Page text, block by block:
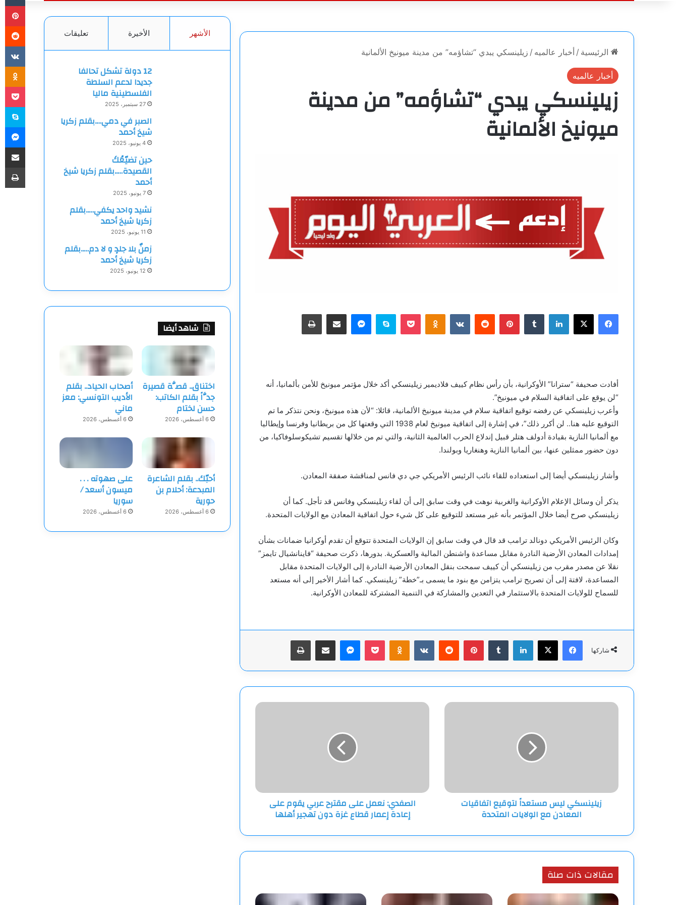
عن
الرئيسية / أخبار عالميه / زيلينسكي يبدي “تشاؤمه” من مدينة ميونيخ الألمانية
أخبار عالميه
زيلينسكي يبدي “تشاؤمه” من مدينة
ميونيخ الألمانية
فيسبوك
‫X لينكدإن بينتيريست Odnoklassniki
‫Pocketسكايبماسنجرمشاركة عبر البريد طباعة
أفادت صحيفة “سترانا” الأوكرانية، بأن رأس نظام كييف فلاديمير زيلينسكي أكد خلال مؤتمر ميونيخ للأمن بألمانيا، أنه
“لن يوقع على اتفاقية السلام في ميونيخ”.
وأعرب زيلينسكي عن رفضه توقيع اتفاقية سلام في مدينة ميونيخ الألمانية، قائلا: “لأن هذه ميونيخ، ونحن نتذكر ما تم
التوقيع عليه هنا.. لن أكرر ذلك”، في إشارة إلى اتفاقية ميونيخ لعام 1938 التي وقعتها كل من بريطانيا وفرنسا وإيطاليا
مع ألمانيا النازية بقيادة أدولف هتلر قبيل إندلاع الحرب العالمية الثانية، والتي تم من خلالها تقسيم تشيكوسلوفاكيا، من
دون حضور ممثلين عنها، بين ألمانيا النازية وهنغاريا وبولندا.
وأشار زيلينسكي أيضا إلى استعداده للقاء نائب الرئيس الأمريكي جي دي فانس لمناقشة صفقة المعادن.
يذكر أن وسائل الإعلام الأوكرانية والغربية نوهت في وقت سابق إلى أن لقاء زيلينسكي وفانس قد تأجل. كما أن
زيلينسكي صرح أيضا خلال المؤتمر بأنه غير مستعد للتوقيع على كل شيء حول اتفاقية المعادن مع الولايات المتحدة.
وكان الرئيس الأمريكي دونالد ترامب قد قال في وقت سابق إن الولايات المتحدة تتوقع أن تقدم أوكرانيا ضمانات بشأن
إمدادات المعادن الأرضية النادرة مقابل مساعدة واشنطن المالية والعسكرية. بدورها، ذكرت صحيفة “فاينانشيال تايمز”
نقلا عن مصدر مقرب من زيلينسكي أن كييف سمحت بنقل المعادن الأرضية النادرة إلى الولايات المتحدة مقابل
المساعدة، لافتة إلى أن تصريح ترامب يتزامن مع بنود ما يسمى بـ”خطة” زيلينسكي. كما أشار الأخير إلى أنه مستعد
للسماح للولايات المتحدة بالاستثمار في التعدين والمشاركة في التنمية المشتركة للمعادن الأوكرانية.
شاركها
فيسبوك
‫X لينكدإن بينتيريست Odnoklassniki
‫Pocketماسنجرمشاركة عبر البريد طباعة
زيلينسكي
المتحدة
زيلينسكي ليس مستعداً لتوقيع اتفاقيات
المعادن مع الولايات المتحدة
الصفدي:
إعمار
قطاع
تهجير
الصفدي: نعمل على مقترح عربي يقوم على
إعادة إعمار قطاع غزة دون تهجير أهلها
مقالات ذات صلة
الأشهر الأخيرة تعليقات
12 دولة تشكل تحالفا
جديدا لدعم السلطة
الفلسطينية ماليا
27 سبتمبر، 2025
الصبر في دمي….بقلم زكريا
شيخ أحمد
4 يونيو، 2025
حين تضيّعُكَ
القصيدة…..بقلم زكريا شيخ
أحمد
7 يونيو، 2025
نشيد واحد يكفي…..بقلم
زكريا شيخ أحمد
11 يونيو، 2025
زمنٌ بلا جلدٍ و لا دم…..بقلم
زكريا شيخ أحمد
12 يونيو، 2025
شاهد أيضا
اختناق.. قصَّة قصيرة
جدَّاً بقلم الكاتب:
حسن لختام
6 أغسطس، 2026
أصحاب الحياد.. بقلم
الأديب التونسي: معز
ماني
6 أغسطس، 2026
أحبّك.. بقلم الشاعرة
المبدعة: أحلام بن
حورية
6 أغسطس، 2026
على صهوته . . .
ميسون أسعد /
سوريا
6 أغسطس، 2026